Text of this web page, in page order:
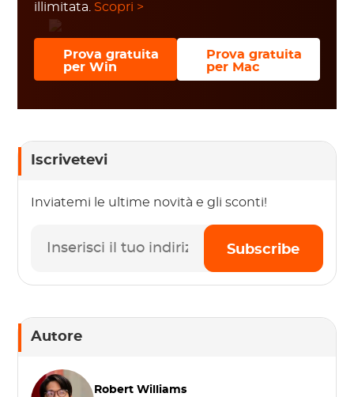
illimitata. Scopri >
Prova gratuita
per Win
Prova gratuita
per Mac
Iscrivetevi
Inviatemi le ultime novità e gli sconti!
Subscribe
Autore
Robert Williams